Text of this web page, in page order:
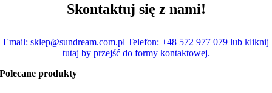
Skontaktuj się z nami!
Email: sklep@sundream.com.pl Telefon: +48 572 977 079 lub kliknij
tutaj by przejść do formy kontaktowej.
Polecane produkty